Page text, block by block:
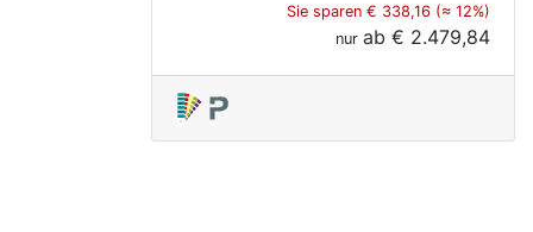
Sie sparen € 338,16 (≈ 12%)
nur ab € 2.479,84